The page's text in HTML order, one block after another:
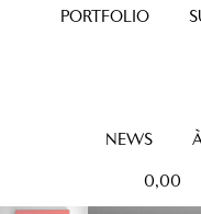
PORTFOLIO
NEWS
0,00